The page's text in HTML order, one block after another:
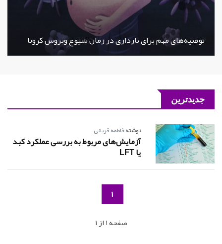
توصیه‌های مهم برای بارداری در زمان شیوع ویروس کرونا
جدیدترین
نوشتهفاطمه قربانی
آزمایش‌های مربوط به بررسی عملکرد کبد
یا LFT
1
صفحه 1 از 1